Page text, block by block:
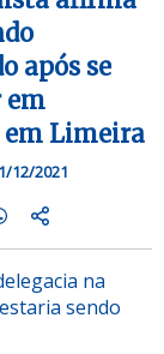
após se
em
em Limeira
12/2021
na
sendo